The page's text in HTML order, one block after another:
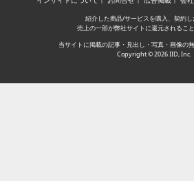
紹介した商品/サービスを購入、契約し
売上の一部が弊社サイトに還元されること
当サイトに掲載の記事・見出し・写真・画像の無
Copyright © 2026 IID, Inc.